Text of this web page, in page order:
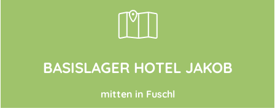
BASISLAGER HOTEL JAKOB
mitten in Fuschl